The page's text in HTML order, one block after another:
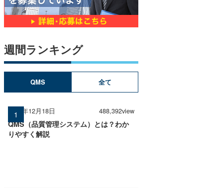
週間ランキング
QMS 全て
2024年12月18日 488,392view
QMS（品質管理システム）とは？わか
りやすく解説